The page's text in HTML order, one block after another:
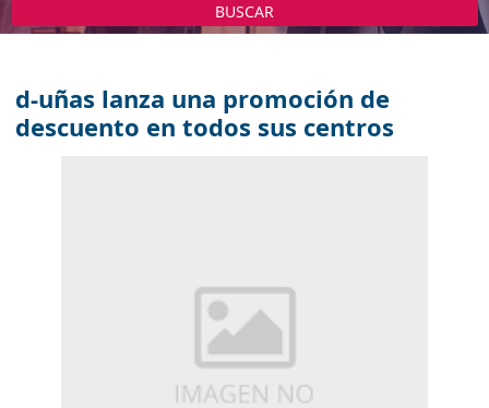
BUSCAR
d-uñas lanza una promoción de
descuento en todos sus centros